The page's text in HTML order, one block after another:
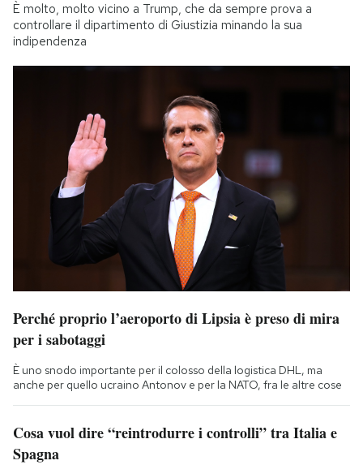
È molto, molto vicino a Trump, che da sempre prova a
controllare il dipartimento di Giustizia minando la sua
indipendenza
Perché proprio l’aeroporto di Lipsia è preso di mira
per i sabotaggi
È uno snodo importante per il colosso della logistica DHL, ma
anche per quello ucraino Antonov e per la NATO, fra le altre cose
Cosa vuol dire “reintrodurre i controlli” tra Italia e
Spagna